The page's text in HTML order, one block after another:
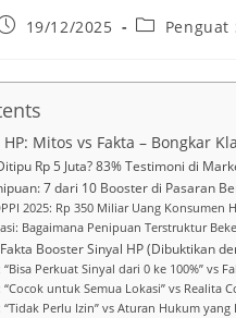
19/12/2025
PostPenguat
Mitos vs Fakta – Bongkar
Rp 5 Juta? 83% Testimoni di
7 dari 10 Booster di Pasaran
2025: Rp 350 Miliar Uang Konsumen
Bagaimana Penipuan Terstruktur
Booster Sinyal HP (Dibuktikan
Perkuat Sinyal dari 0 ke 100%” vs
“Cocok untuk Semua Lokasi” vs Realita
“Tidak Perlu Izin” vs Aturan Hukum yang